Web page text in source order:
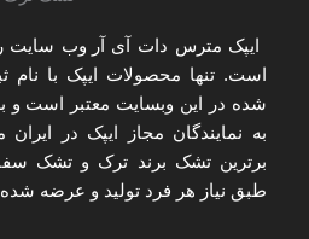
ایپک مترس دات آی آر وب سایت
است. تنها محصولات ایپک با نام
شده در این وبسایت معتبر است و
به نمایندگان مجاز ایپک در ایران
برترین تشک برند ترک و تشک
طبق نیاز هر فرد تولید و عرضه